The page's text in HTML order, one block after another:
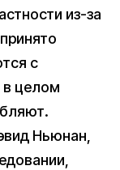
из-за
с
в целом
Ньюнан,